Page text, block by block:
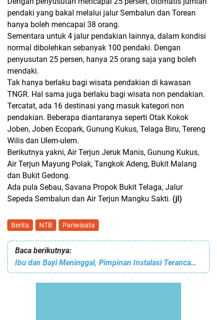
pendaki yang bakal melalui jalur Sembalun dan Torean
hanya boleh mencapai 38 orang.
Sementara untuk 4 jalur pendakian lainnya, dalam kondisi
normal dibolehkan sebanyak 100 pendaki. Dengan
penyusutan 25 persen, hanya 25 orang saja yang boleh
mendaki.
Tak hanya berlaku bagi wisata pendakian di kawasan
TNGR. Hal sama juga berlaku bagi wisata non pendakian.
Tercatat, ada 16 destinasi yang masuk kategori non
pendakian. Beberapa diantaranya seperti Otak Kokok
Joben, Joben Ecopark, Gunung Kukus, Telaga Biru, Tereng
Wilis dan Ulem-ulem.
Berikutnya yakni, Air Terjun Jeruk Manis, Gunung Kukus,
Air Terjun Mayung Polak, Tangkok Adeng, Bukit Malang
dan Bukit Gedong.
Ada pula Sebau, Savana Propok Bukit Telaga, Jalur
Sepeda Sembalun dan Air Terjun Mangku Sakti. (jl)
Berita NTB Pariwisata
Baca berikutnya:
Ibu dan Bayi Meninggal, Pimpinan Instalasi Terancam Sanksi